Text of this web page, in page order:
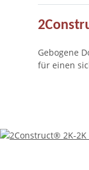
Gebogene
für einen